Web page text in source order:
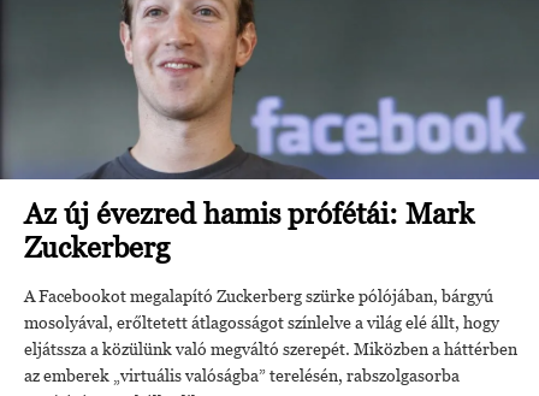
Az új évezred hamis prófétái: Mark
Zuckerberg
A Facebookot megalapító Zuckerberg szürke pólójában, bárgyú
mosolyával, erőltetett átlagosságot színlelve a világ elé állt, hogy
eljátssza a közülünk való megváltó szerepét. Miközben a háttérben
az emberek „virtuális valóságba” terelésén, rabszolgasorba